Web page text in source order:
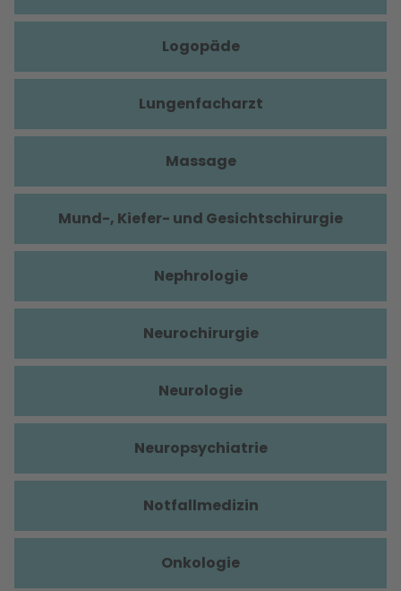
Logopäde
Lungenfacharzt
Massage
Mund-, Kiefer- und Gesichtschirurgie
Nephrologie
Neurochirurgie
Neurologie
Neuropsychiatrie
Notfallmedizin
Onkologie